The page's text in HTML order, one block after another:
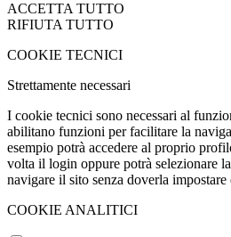
ACCETTA TUTTO
RIFIUTA TUTTO
COOKIE TECNICI
Strettamente necessari
I cookie tecnici sono necessari al
abilitano funzioni per facilitare la
esempio potrà accedere al proprio
volta il login oppure potrà selezionare
navigare il sito senza doverla
COOKIE ANALITICI